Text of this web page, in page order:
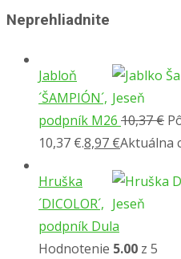
Neprehliadnite
Jabloň
´ŠAMPIÓN´,
podpník M26 10,37€
10,37 €.8,97 €Aktuálna
Hruška
´DICOLOR´,
podpník Dula
Hodnotenie 5.00 z 5